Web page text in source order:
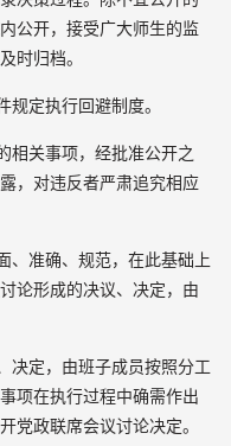
公开，接受广大师生的监
时归档。
规定执行回避制度。
相关事项，经批准公开之
，对违反者严肃追究相应
、准确、规范，在此基础上
论形成的决议、决定，由
决定，由班子成员按照分工
项在执行过程中确需作出
党政联席会议讨论决定。